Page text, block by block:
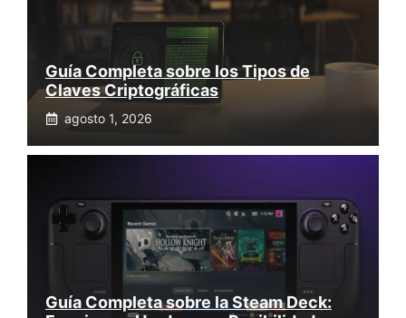
Guía Completa sobre los Tipos de
Claves Criptográficas
agosto 1, 2026
Guía Completa sobre la Steam Deck: